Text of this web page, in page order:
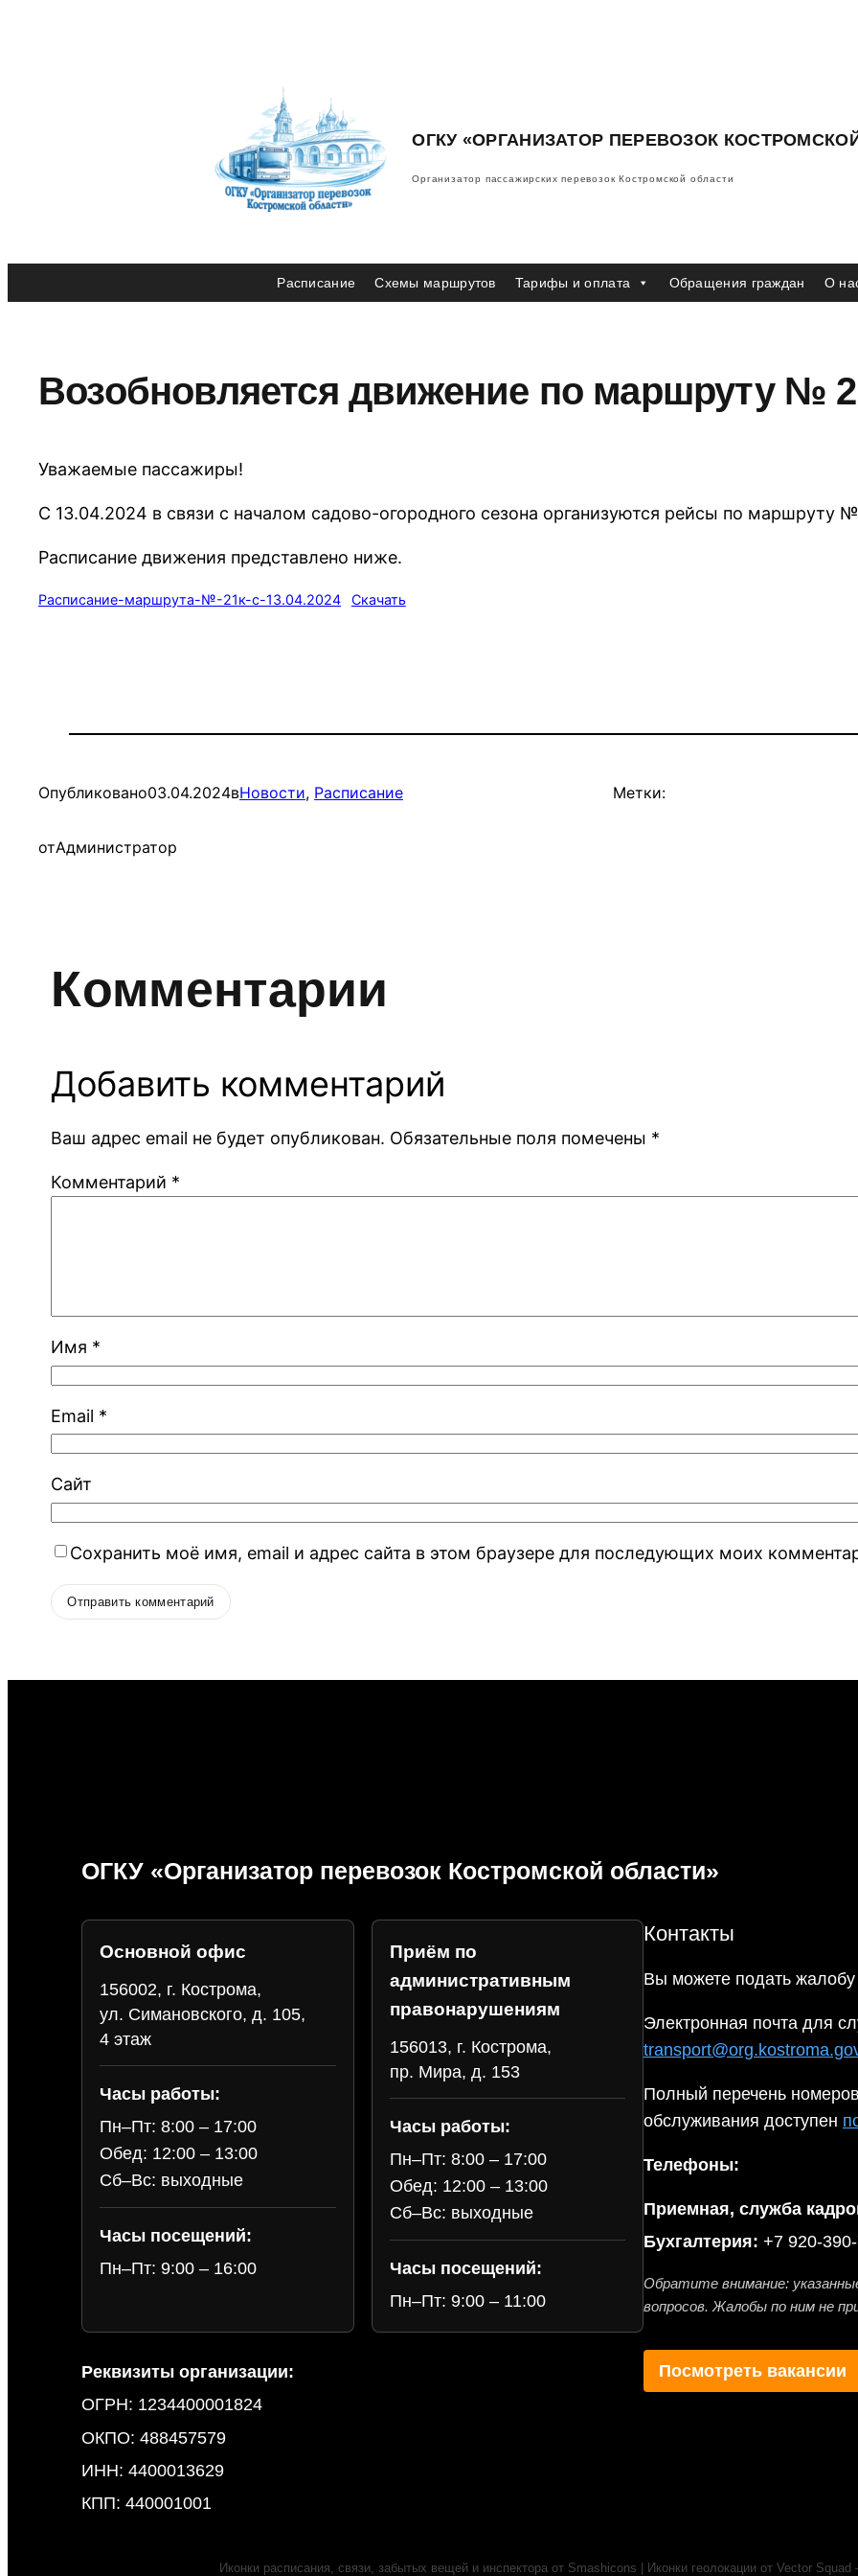
ОГКУ «ОРГАНИЗАТОР ПЕРЕВОЗОК
Организатор пассажирских перевозок Костромской области
Расписание Схемы маршрутов Тарифы и оплата Обращения граждан О
Возобновляется движение по маршруту №
Уважаемые пассажиры!
С 13.04.2024 в связи с началом садово-огородного сезона организуются рейсы по маршруту
Расписание движения представлено ниже.
Расписание-маршрута-№-21к-с-13.04.2024 Скачать
Опубликовано03.04.2024вНовости, Расписание
отАдминистратор
Метки:
Комментарии
Добавить комментарий
Ваш адрес email не будет опубликован. Обязательные поля помечены *
Комментарий *
Имя *
Email *
Сайт
Сохранить моё имя, email и адрес сайта в этом браузере для последующих моих
ОГКУ «Организатор перевозок Костромской области»
Основной офис
156002, г. Кострома,
ул. Симановского, д. 105,
4 этаж
Часы работы:
Пн–Пт: 8:00 – 17:00
Обед: 12:00 – 13:00
Сб–Вс: выходные
Часы посещений:
Пн–Пт: 9:00 – 16:00
Приём по
административным
правонарушениям
156013, г. Кострома,
пр. Мира, д. 153
Часы работы:
Пн–Пт: 8:00 – 17:00
Обед: 12:00 – 13:00
Сб–Вс: выходные
Часы посещений:
Пн–Пт: 9:00 – 11:00
Реквизиты организации:
ОГРН: 1234400001824
ОКПО: 488457579
ИНН: 4400013629
КПП: 440001001
Контакты
Вы можете подать
Электронная почта для
Полный перечень
обслуживания доступен
Телефоны:
Приемная, служба
Бухгалтерия: +7 920-
Обратите внимание:
вопросов. Жалобы по ним не
Посмотреть вакансии
Иконки расписания, связи, забытых вещей и инспектора от Smashicons Иконки геолокации от Vector Squad